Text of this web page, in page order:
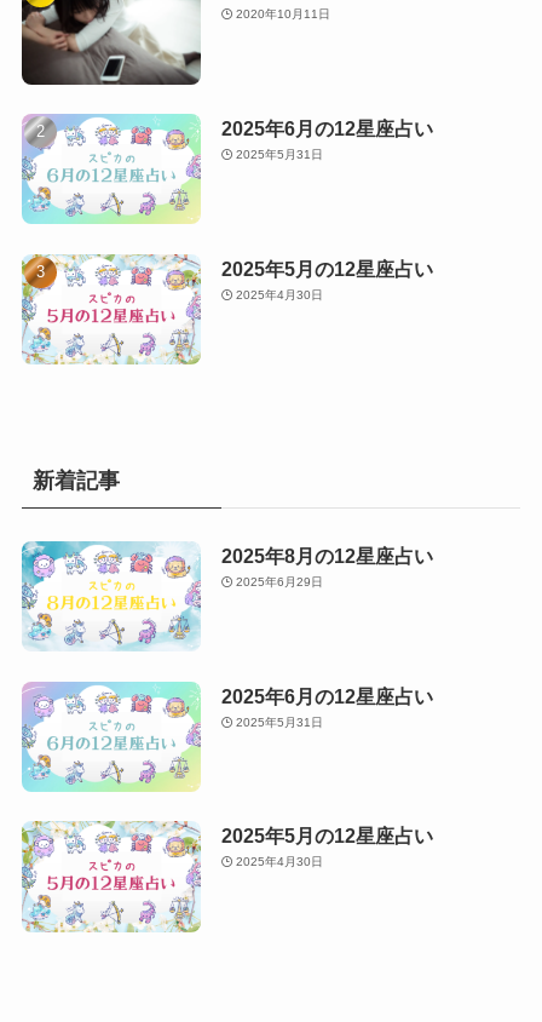
2020年10月11日
2025年6月の12星座占い
2025年5月31日
2025年5月の12星座占い
2025年4月30日
新着記事
2025年8月の12星座占い
2025年6月29日
2025年6月の12星座占い
2025年5月31日
2025年5月の12星座占い
2025年4月30日